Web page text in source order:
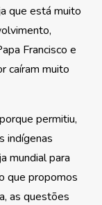
que está muito
Francisco e
caíram muito
permitiu,
indígenas
mundial para
que propomos
as questões